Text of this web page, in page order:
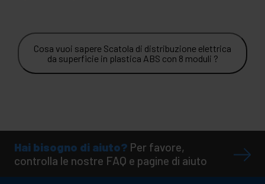
Cosa vuoi sapere Scatola di distribuzione elettrica
da superficie in plastica ABS con 8 moduli ?
Hai bisogno di aiuto? Per favore,
controlla le nostre FAQ e pagine di aiuto